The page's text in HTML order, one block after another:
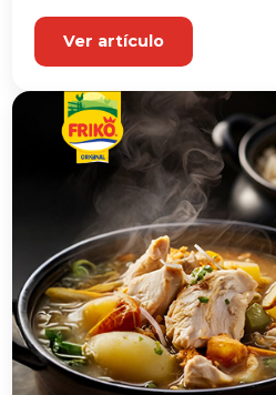
Ver artículo